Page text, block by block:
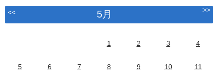
<< 5月 >>
1 2 3 4
5 6 7 8 9 10 11